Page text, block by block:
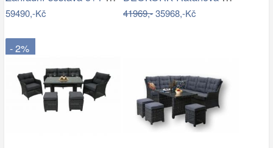
59490,-Kč 41969,-35968,-Kč
- 2%